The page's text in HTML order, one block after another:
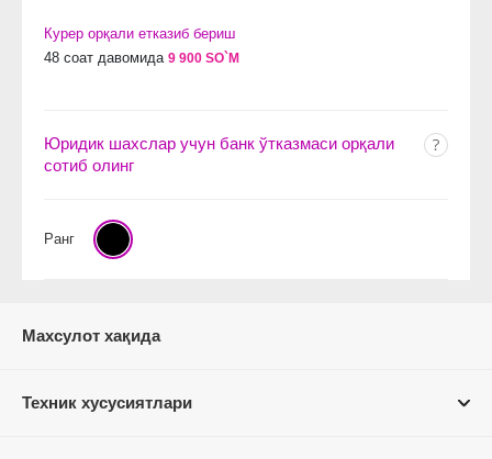
Курер орқали етказиб бериш
48 соат давомида 9 900 SO`M
Юридик шахслар учун банк ўтказмаси орқали
сотиб олинг
Ранг
Махсулот хақида
Техник хусусиятлари